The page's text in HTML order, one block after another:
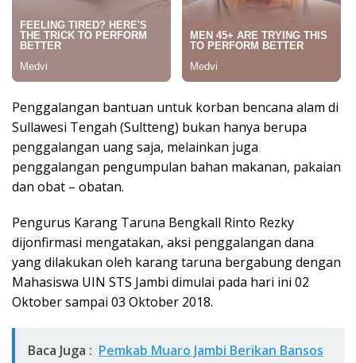
Penggalangan bantuan untuk korban bencana alam di
Sullawesi Tengah (Sultteng) bukan hanya berupa
penggalangan uang saja, melainkan juga
penggalangan pengumpulan bahan makanan, pakaian
dan obat – obatan.
Pengurus Karang Taruna Bengkall Rinto Rezky
dijonfirmasi mengatakan, aksi penggalangan dana
yang dilakukan oleh karang taruna bergabung dengan
Mahasiswa UIN STS Jambi dimulai pada hari ini 02
Oktober sampai 03 Oktober 2018.
Baca Juga : Pemkab Muaro Jambi Berikan Bansos